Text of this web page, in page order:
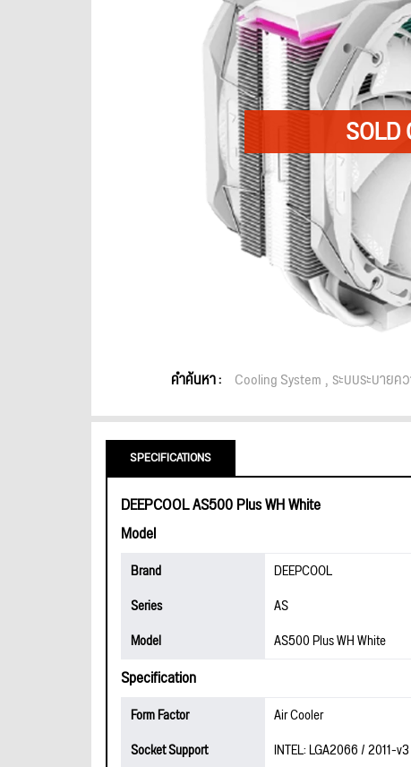
คำค้นหา : Cooling System ระบบระบายค
SPECIFICATIONS
DEEPCOOL AS500 Plus WH White
Model
Brand
DEEPCOOL
Series
AS
Model
AS500 Plus WH White
Specification
Form Factor
Air Cooler
Socket Support
INTEL: LGA2066 / 2011-